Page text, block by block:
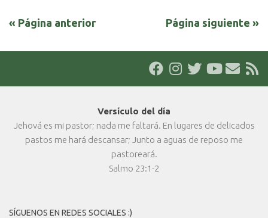
« Página anterior Página siguiente »
Versículo del día
Jehová es mi pastor; nada me faltará. En lugares de delicados
pastos me hará descansar; Junto a aguas de reposo me
pastoreará.
Salmo 23:1-2
SÍGUENOS EN REDES SOCIALES :)